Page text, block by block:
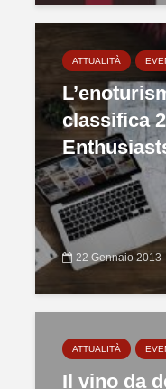
ATTUALITÀ
classifica
22 Gennaio 2013
ATTUALITÀ
Il vino da